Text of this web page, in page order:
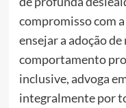
compromisso com
ensejar a adoção
comportamento
inclusive, advoga
integralmente por